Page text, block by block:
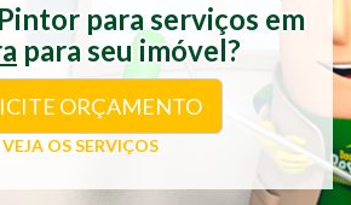
para serviços em
para seu imóvel?
ORÇAMENTO
VEJA OS SERVIÇOS